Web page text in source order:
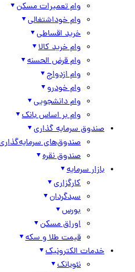
وام تعمیرات مسکن
وام خوداشتغالی
خرید اقساطی
وام خرید کالا
وام قرض الحسنه
وام ازدواج
وام خودرو
وام دانشجویی
وام بر اساس بانک
صندوق سرمایه گذاری
صندوق‌های سرمایه‌گذاری طلا
صندوق نقره
بازار سرمایه
کارگزاری
سبدگردان
بورس
اوراق مسکن
قیمت طلا و سکه
خدمات الکترونیک
نئوبانک